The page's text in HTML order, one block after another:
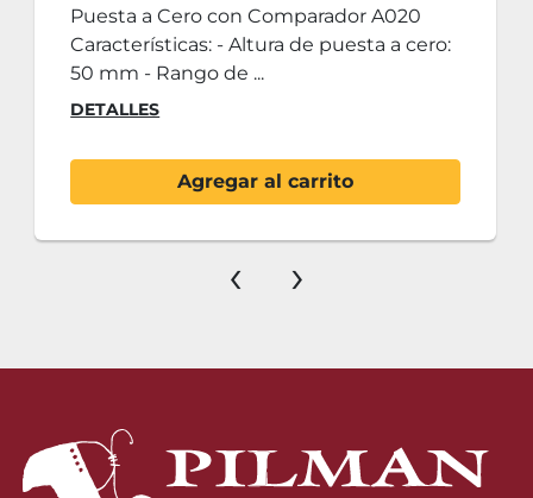
Puesta a Cero con Comparador A020
Características: - Altura de puesta a cero:
50 mm - Rango de ...
DETALLES
Agregar al carrito
‹ ›